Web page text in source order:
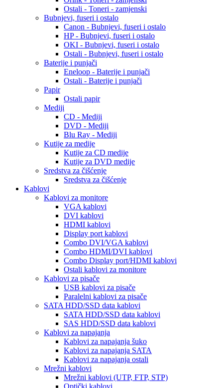
Ostali - Toneri - zamjenski
Bubnjevi, fuseri i ostalo
Canon - Bubnjevi, fuseri i ostalo
HP - Bubnjevi, fuseri i ostalo
OKI - Bubnjevi, fuseri i ostalo
Ostali - Bubnjevi, fuseri i ostalo
Baterije i punjači
Eneloop - Baterije i punjači
Ostali - Baterije i punjači
Papir
Ostali papir
Mediji
CD - Mediji
DVD - Mediji
Blu Ray - Mediji
Kutije za medije
Kutije za CD medije
Kutije za DVD medije
Sredstva za čišćenje
Sredstva za čišćenje
Kablovi
Kablovi za monitore
VGA kablovi
DVI kablovi
HDMI kablovi
Display port kablovi
Combo DVI/VGA kablovi
Combo HDMI/DVI kablovi
Combo Display port/HDMI kablovi
Ostali kablovi za monitore
Kablovi za pisače
USB kablovi za pisače
Paralelni kablovi za pisače
SATA HDD/SSD data kablovi
SATA HDD/SSD data kablovi
SAS HDD/SSD data kablovi
Kablovi za napajanja
Kablovi za napajanja šuko
Kablovi za napajanja SATA
Kablovi za napajanja ostali
Mrežni kablovi
Mrežni kablovi (UTP, FTP, STP)
Optički kablovi